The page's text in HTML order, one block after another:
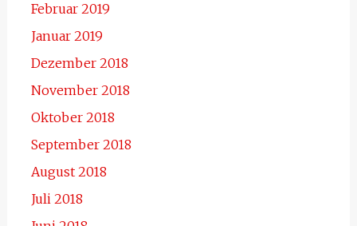
Februar 2019
Januar 2019
Dezember 2018
November 2018
Oktober 2018
September 2018
August 2018
Juli 2018